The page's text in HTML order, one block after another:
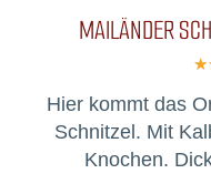
MAILÄNDER
Hier kommt das
Schnitzel. Mit
Knochen.